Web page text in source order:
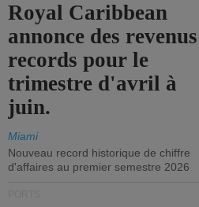
Royal Caribbean
annonce des revenus
records pour le
trimestre d'avril à
juin.
Miami
Nouveau record historique de chiffre
d'affaires au premier semestre 2026